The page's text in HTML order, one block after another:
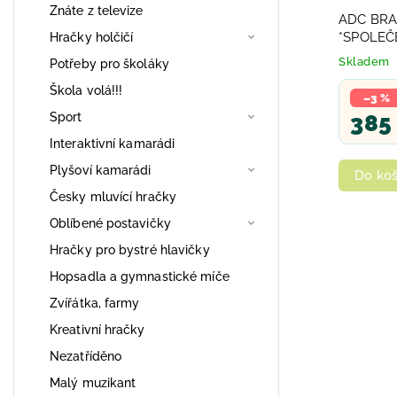
Znáte z televize
Hračky holčičí
Potřeby pro školáky
Škola volá!!!
Sport
Interaktivní kamarádi
Plyšoví kamarádi
Česky mluvící hračky
Oblíbené postavičky
Hračky pro bystré hlavičky
Hopsadla a gymnastické míče
Zvířátka, farmy
Kreativní hračky
Nezatříděno
Malý muzikant
ADC
Skladem
–3 %
Do